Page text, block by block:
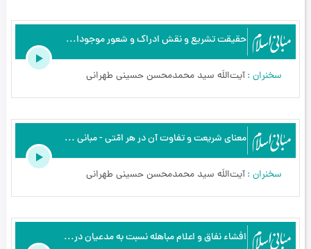
حقیقت تشریع و نقش ادراک و شعور موجودات در تشریع احکام و هدایت
سخنران آیت‌اللَه سید محمدمحسن حسینی طهرانی
معنای شریعت و تفاوت آن در هر امّتی - مبانی اسلام - ولایت تکوینی - ج4
سخنران آیت‌اللَه سید محمدمحسن حسینی طهرانی
افشاء نفاق و اعلام مباهله نسبت به مدعیان دروغین (1) - مبانی اسلام - افشاء نفاق واعلام مباهله - ج1